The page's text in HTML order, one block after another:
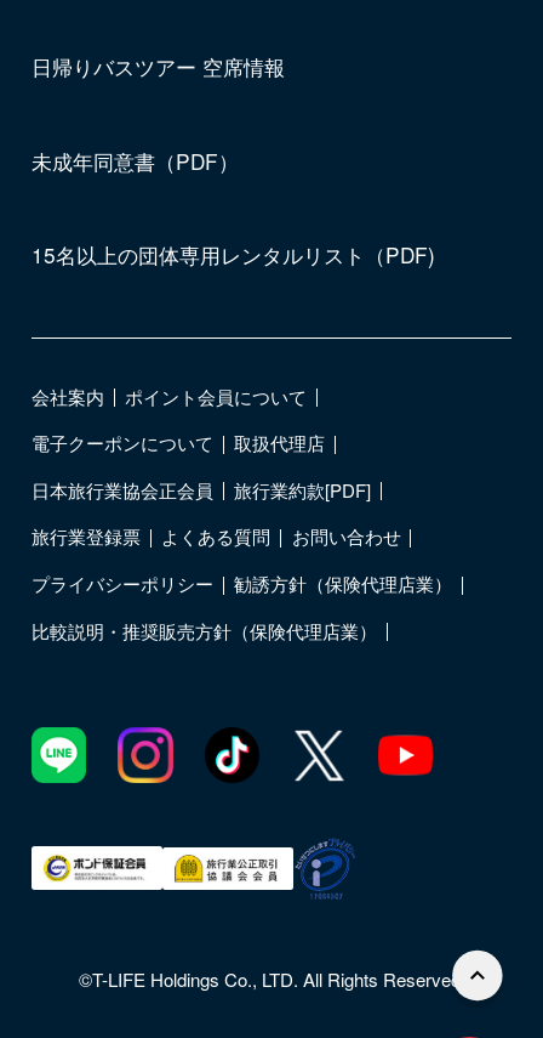
日帰りバスツアー 空席情報
未成年同意書（PDF）
15名以上の団体専用レンタルリスト（PDF)
会社案内
ポイント会員について
電子クーポンについて
取扱代理店
日本旅行業協会正会員
旅行業約款[PDF]
旅行業登録票
よくある質問
お問い合わせ
プライバシーポリシー
勧誘方針（保険代理店業）
比較説明・推奨販売方針（保険代理店業）
©T-LIFE Holdings Co., LTD. All Rights Reserved.